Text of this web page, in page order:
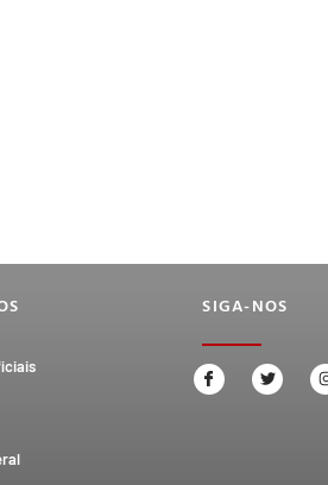
SIGA-NOS